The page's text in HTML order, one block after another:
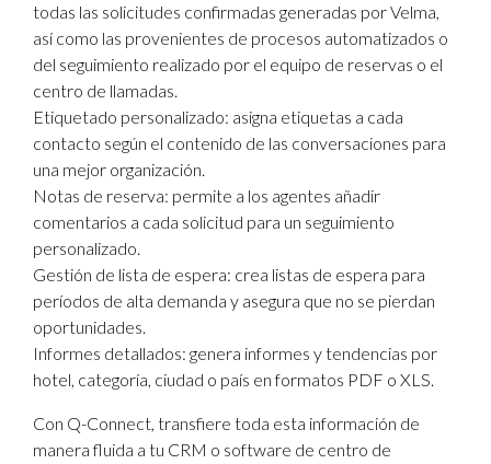
todas las solicitudes confirmadas generadas por Velma,
así como las provenientes de procesos automatizados o
del seguimiento realizado por el equipo de reservas o el
centro de llamadas.
Etiquetado personalizado: asigna etiquetas a cada
contacto según el contenido de las conversaciones para
una mejor organización.
Notas de reserva: permite a los agentes añadir
comentarios a cada solicitud para un seguimiento
personalizado.
Gestión de lista de espera: crea listas de espera para
períodos de alta demanda y asegura que no se pierdan
oportunidades.
Informes detallados: genera informes y tendencias por
hotel, categoría, ciudad o país en formatos PDF o XLS.
Con Q-Connect, transfiere toda esta información de
manera fluida a tu CRM o software de centro de